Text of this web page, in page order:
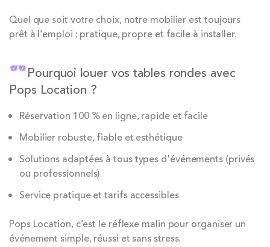
Quel que soit votre choix, notre mobilier est toujours
prêt à l’emploi : pratique, propre et facile à installer.
Pourquoi louer vos tables rondes avec
Pops Location ?
Réservation 100 % en ligne, rapide et facile
Mobilier robuste, fiable et esthétique
Solutions adaptées à tous types d'événements (privés
ou professionnels)
Service pratique et tarifs accessibles
Pops Location, c’est le réflexe malin pour organiser un
événement simple, réussi et sans stress.